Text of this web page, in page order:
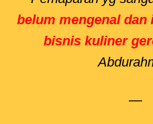
belum mengenal
bisnis kuliner
—